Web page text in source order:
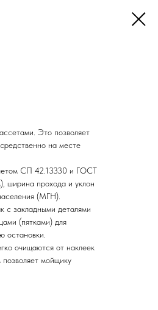
Это позволяет
на месте
СП 42.13330 и ГОСТ
ширина прохода и уклон
(МГН).
с закладными деталями
(пятками) для
остановки.
очищаются от наклеек
мойщику